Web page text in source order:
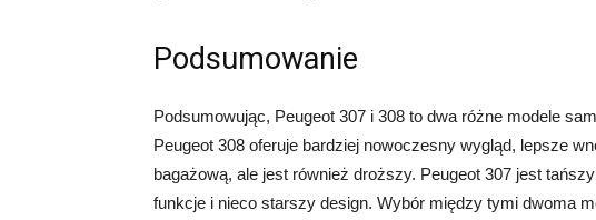
Podsumowanie
Podsumowując, Peugeot 307 i 308 to dwa różne modele
Peugeot 308 oferuje bardziej nowoczesny wygląd, lepsze
bagażową, ale jest również droższy. Peugeot 307 jest
funkcje i nieco starszy design. Wybór między tymi dwoma